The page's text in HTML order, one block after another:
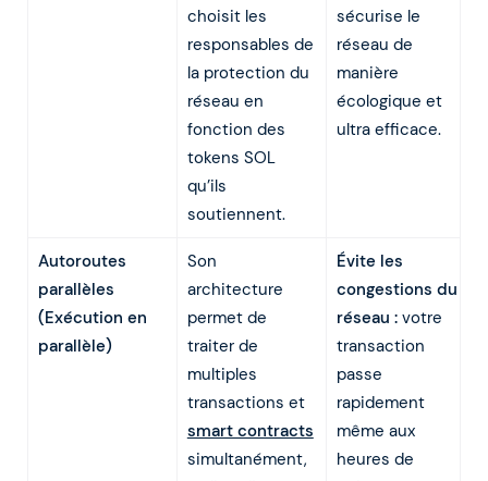
choisit les
responsables de
la protection du
réseau en
fonction des
tokens SOL
qu’ils
soutiennent.
sécurise le
réseau de
manière
écologique et
ultra efficace.
Autoroutes
parallèles
(Exécution en
parallèle)
Son
architecture
permet de
traiter de
multiples
transactions et
smart contracts
simultanément,
Évite les
congestions du
réseau :votre
transaction
passe
rapidement
même aux
heures de